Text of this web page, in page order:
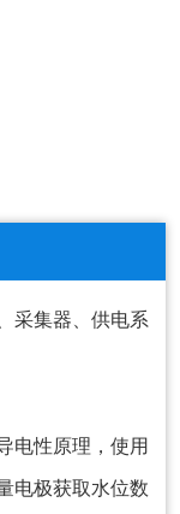
采集器、供电系
电性原理，使用
电极获取水位数